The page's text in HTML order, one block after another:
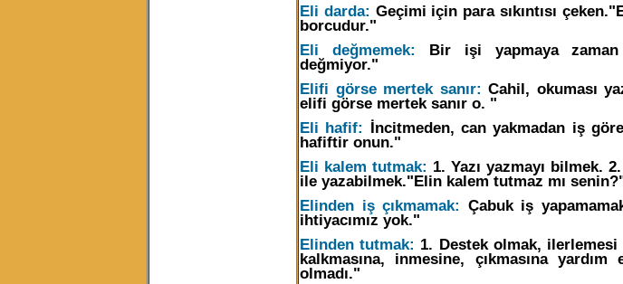
Eli darda: Geçimi için para sıkıntısı
borcudur."
Eli değmemek: Bir işi yapmaya zaman
değmiyor."
Elifi görse mertek sanır: Cahil, okuması
elifi görse mertek sanır o. "
Eli hafif: İncitmeden, can yakmadan iş
hafiftir onun."
Eli kalem tutmak: 1. Yazı yazmayı bilmek.
ile yazabilmek."Elin kalem tutmaz mı
Elinden iş çıkmamak: Çabuk iş
ihtiyacımız yok."
Elinden tutmak: 1. Destek olmak,
kalkmasına, inmesine, çıkmasına
olmadı."